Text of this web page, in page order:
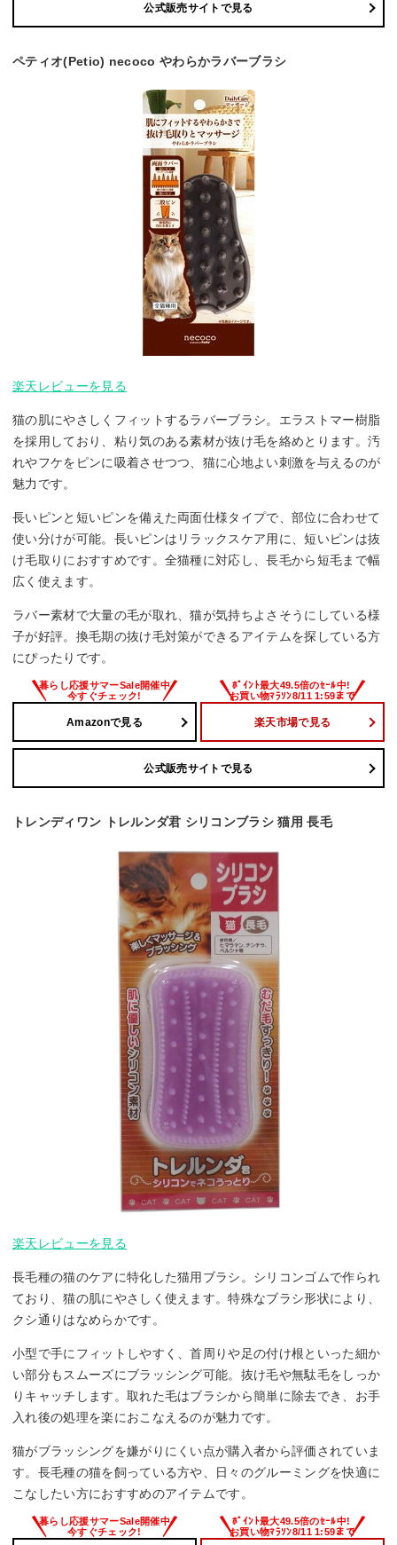
公式販売サイトで見る
ペティオ(Petio) necoco やわらかラバーブラシ
楽天レビューを見る
猫の肌にやさしくフィットするラバーブラシ。エラストマー樹脂
を採用しており、粘り気のある素材が抜け毛を絡めとります。汚
れやフケをピンに吸着させつつ、猫に心地よい刺激を与えるのが
魅力です。
長いピンと短いピンを備えた両面仕様タイプで、部位に合わせて
使い分けが可能。長いピンはリラックスケア用に、短いピンは抜
け毛取りにおすすめです。全猫種に対応し、長毛から短毛まで幅
広く使えます。
ラバー素材で大量の毛が取れ、猫が気持ちよさそうにしている様
子が好評。換毛期の抜け毛対策ができるアイテムを探している方
にぴったりです。
Amazonで見る 楽天市場で見る
公式販売サイトで見る
トレンディワン トレルンダ君 シリコンブラシ 猫用 長毛
楽天レビューを見る
長毛種の猫のケアに特化した猫用ブラシ。シリコンゴムで作られ
ており、猫の肌にやさしく使えます。特殊なブラシ形状により、
クシ通りはなめらかです。
小型で手にフィットしやすく、首周りや足の付け根といった細か
い部分もスムーズにブラッシング可能。抜け毛や無駄毛をしっか
りキャッチします。取れた毛はブラシから簡単に除去でき、お手
入れ後の処理を楽におこなえるのが魅力です。
猫がブラッシングを嫌がりにくい点が購入者から評価されていま
す。長毛種の猫を飼っている方や、日々のグルーミングを快適に
こなしたい方におすすめのアイテムです。